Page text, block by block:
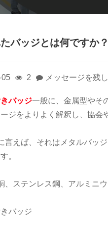
バッジとは何ですか？
05 2 メッセージを残
バッジ一般に、金属型やそ
ジをよりよく解釈し、協会
言えば、それはメタルバッ
。
、ステンレス鋼、アルミニ
バッジ